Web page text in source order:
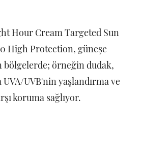
Hour Cream Targeted Sun
High Protection, güneşe
bölgelerde; örneğin dudak,
UVB'nin yaşlandırma ve
koruma sağlıyor.